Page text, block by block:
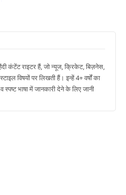
कंटेंट राइटर हैं, जो न्यूज, क्रिकेट, बिज़नेस,
विषयों पर लिखती हैं। इन्हें 4+ वर्षों का
भाषा में जानकारी देने के लिए जानी